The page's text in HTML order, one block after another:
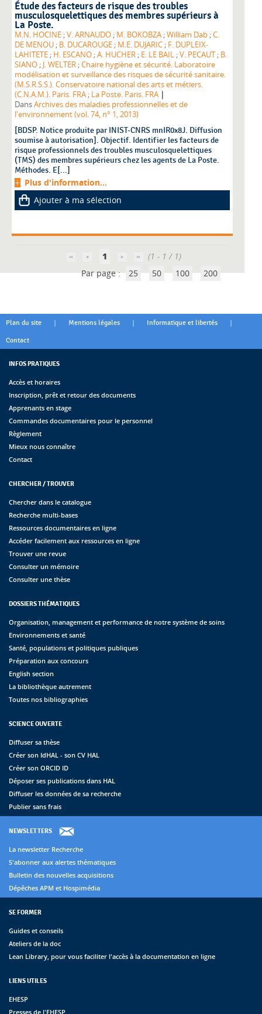
Étude des facteurs de risque des troubles
musculosquelettiques des membres supérieurs à
La Poste.
M.N. HOCINE ;V. ARNAUDO ; M. BOKOBZA ;William Dab ;C.
DE MENOU ; B. DUCAROUGE ; M.E. DUJARIC ; F. DUPLEIX-
LAHITETE ; H. ESCANO ;A. HUCHER ; E. LE BAIL ;V. PECAUT ; B.
SIANO ; J. WELTER ;Chaire hygiène et sécurité. Laboratoire
modélisation et surveillance des risques de sécurité sanitaire.
(M.S.R.S.S.). Conservatoire national des arts et métiers.
(C.N.A.M.). Paris. FRA ; La Poste. Paris. FRA |
DansArchives des maladies professionnelles et de
l'environnement (vol. 74, n° 1, 2013)
[BDSP. Notice produite par INIST-CNRS mnIR0x8J. Diffusion
soumise à autorisation]. Objectif. Identifier les facteurs de
risque professionnels des troubles musculosquelettiques
(TMS) des membres supérieurs chez les agents de La Poste.
Méthodes. E[...]
Plus d'information...
Ajouter à ma sélection
1
(1 - 1 / 1)
Par page : 25 50 100 200
Plan du site | Mentions légales | Informatique et libertés |
Contact
INFOS PRATIQUES
Accès et horaires
Inscription, prêt et retour des documents
Apprenants en stage
Commandes documentaires pour le personnel
Règlement
Mieux nous connaître
Contact
CHERCHER / TROUVER
Chercher dans le catalogue
Recherche multi-bases
Ressources documentaires en ligne
Accéder facilement aux ressources en ligne
Trouver une revue
Consulter un mémoire
Consulter une thèse
DOSSIERS THÉMATIQUES
Organisation, management et performance de notre système de soins
Environnements et santé
Santé, populations et politiques publiques
Préparation aux concours
English section
La bibliothèque autrement
Toutes nos bibliographies
SCIENCE OUVERTE
Diffuser sa thèse
Créer son IdHAL - son CV HAL
Créer son ORCID ID
Déposer ses publications dans HAL
Diffuser les données de sa recherche
Publier sans frais
NEWSLETTERS
La newsletter Recherche
S'abonner aux alertes thématiques
Bulletin des nouvelles acquisitions
Dépêches APM et Hospimédia
SE FORMER
Guides et conseils
Ateliers de la doc
Lean Library, pour vous faciliter l'accès à la documentation en ligne
LIENS UTILES
EHESP
Presses de l'EHESP